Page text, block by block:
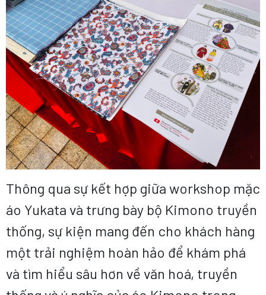
Thông qua sự kết hợp giữa workshop mặc
áo Yukata và trưng bày bộ Kimono truyền
thống, sự kiện mang đến cho khách hàng
một trải nghiệm hoàn hảo để khám phá
và tìm hiểu sâu hơn về văn hoá, truyền